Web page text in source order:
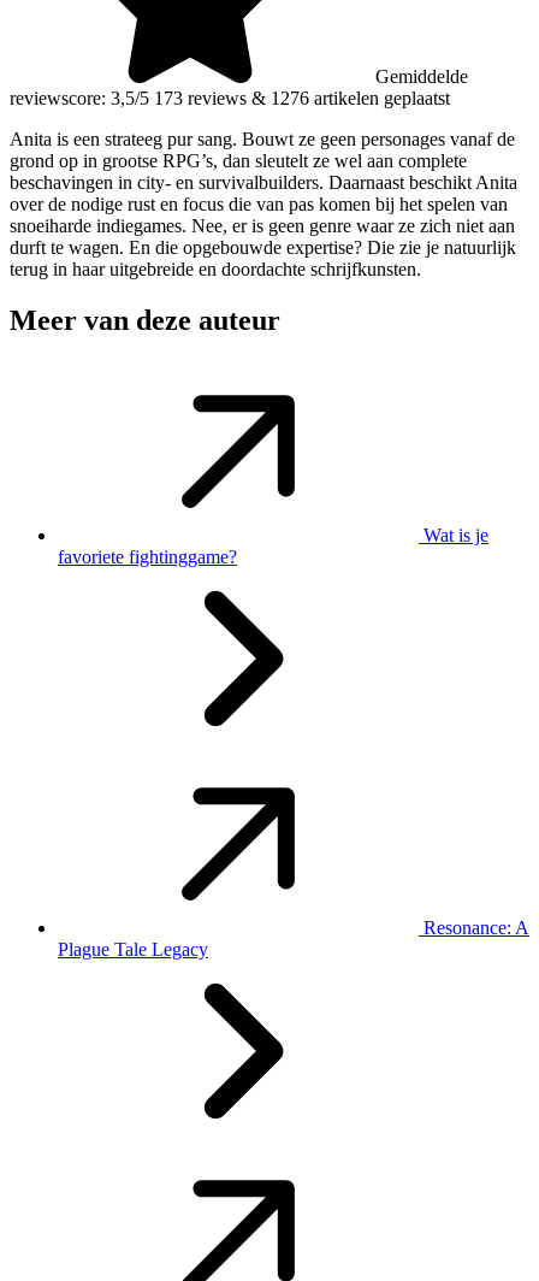
Gemiddelde
reviewscore: 3,5/5 173 reviews & 1276 artikelen geplaatst
Anita is een strateeg pur sang. Bouwt ze geen personages vanaf de
grond op in grootse RPG’s, dan sleutelt ze wel aan complete
beschavingen in city- en survivalbuilders. Daarnaast beschikt Anita
over de nodige rust en focus die van pas komen bij het spelen van
snoeiharde indiegames. Nee, er is geen genre waar ze zich niet aan
durft te wagen. En die opgebouwde expertise? Die zie je natuurlijk
terug in haar uitgebreide en doordachte schrijfkunsten.
Meer van deze auteur
Wat is je
favoriete fightinggame?
Resonance: A
Plague Tale Legacy